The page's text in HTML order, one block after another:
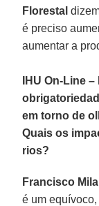
Florestal
é preciso
aumentar a
IHU On-Line–
em torno de
Quais os
rios?
Francisco
é um